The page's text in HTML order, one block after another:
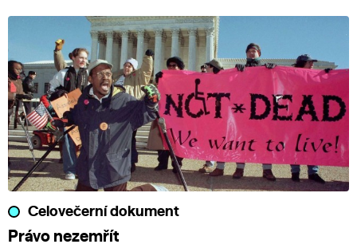
Celovečerní dokument
Právo nezemřít